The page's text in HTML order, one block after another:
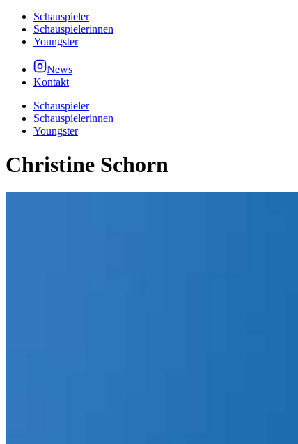
Schauspieler
Schauspielerinnen
Youngster
News
Kontakt
Schauspieler
Schauspielerinnen
Youngster
Christine Schorn